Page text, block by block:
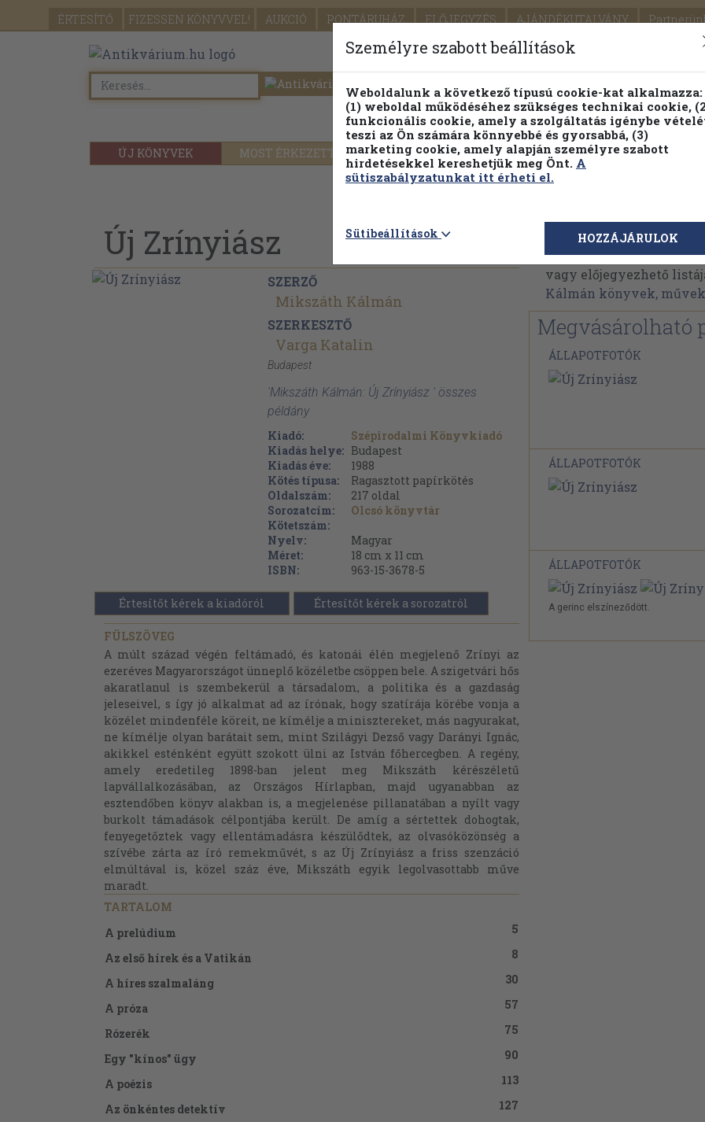
ÉRTESÍTŐ FIZESSEN KÖNYVVEL! AUKCIÓ PONTÁRUHÁZ ELŐJEGYZÉS AJÁNDÉKUTALVÁNY
SEGÍTSÉG
ÚJ KÖNYVEK MOST ÉRKEZETT PILLANATNYI ÁRAINK FENNTARTHATÓ
Részletes kereső Témaköri fa
Új Zrínyiász
SZERZŐ
Mikszáth Kálmán
SZERKESZTŐ
Varga Katalin
Budapest
'Mikszáth Kálmán: Új Zrínyiász ' összes
példány
Kiadó:
Szépirodalmi Könyvkiadó
Kiadás helye: Budapest
Kiadás éve:
1988
Kötés típusa:
Ragasztott papírkötés
Oldalszám:
217 oldal
Sorozatcím:
Olcsó könyvtár
Kötetszám:
Nyelv:
Magyar
Méret:
18 cm x 11 cm
ISBN:
963-15-3678-5
Értesítőt kérek a kiadóról Értesítőt kérek a sorozatról
FÜLSZÖVEG
A múlt század végén feltámadó, és katonái élén megjelenő Zrínyi az
ezeréves Magyarországot ünneplő közéletbe csöppen bele. A szigetvári hős
akaratlanul is szembekerül a társadalom, a politika és a gazdaság
jeleseivel, s így jó alkalmat ad az írónak, hogy szatírája körébe vonja a
közélet mindenféle köreit, ne kímélje a minisztereket, más nagyurakat,
ne kímélje olyan barátait sem, mint Szilágyi Dezső vagy Darányi Ignác,
akikkel esténként együtt szokott ülni az István főhercegben. A regény,
amely eredetileg 1898-ban jelent meg Mikszáth kérészéletű
lapvállalkozásában, az Országos Hírlapban, majd ugyanabban az
esztendőben könyv alakban is, a megjelenése pillanatában a nyílt vagy
burkolt támadások célpontjába került. De amíg a sértettek dohogtak,
fenyegetőztek vagy ellentámadásra készülődtek, az olvasóközönség a
szívébe zárta az író remekművét, s az Új Zrínyiász a friss szenzáció
elmúltával is, közel száz éve, Mikszáth egyik legolvasottabb műve
maradt.
TARTALOM
A prelúdium
5
Az első hírek és a Vatikán
8
A híres szalmaláng
30
A próza
57
Rózerék
75
Egy "kínos" ügy
90
A poézis
113
Az önkéntes detektív
127
Mikszáth Kálmán
Mikszáth Kálmán
vagy előjegyezhető
Kálmán könyvek, művek
Megvásárolható
ÁLLAPOTFOTÓK
ÁLLAPOTFOTÓK
ÁLLAPOTFOTÓK
A gerinc elszíneződött.
Személyre szabott beállítások
Weboldalunk a következő típusú cookie-kat alkalmazza:
(1) weboldal működéséhez szükséges technikai cookie,
funkcionális cookie, amely a szolgáltatás igénybe
teszi az Ön számára könnyebbé és gyorsabbá, (3)
marketing cookie, amely alapján személyre szabott
hirdetésekkel kereshetjük meg Önt. A
sütiszabályzatunkat itt érheti el.
Sütibeállítások HOZZÁJÁRULOK